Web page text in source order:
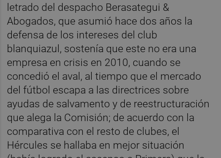
letrado del despacho Berasategui &
Abogados, que asumió hace dos años la
defensa de los intereses del club
blanquiazul, sostenía que este no era una
empresa en crisis en 2010, cuando se
concedió el aval, al tiempo que el mercado
del fútbol escapa a las directrices sobre
ayudas de salvamento y de reestructuración
que alega la Comisión; de acuerdo con la
comparativa con el resto de clubes, el
Hércules se hallaba en mejor situación